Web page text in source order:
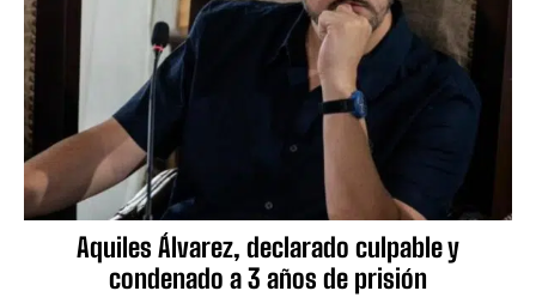
Aquiles Álvarez, declarado culpable y
condenado a 3 años de prisión